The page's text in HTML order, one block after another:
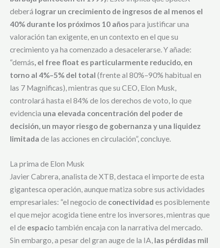
deberá lograr un crecimiento de ingresos de al menos el
40% durante los próximos 10 añospara justificar una
valoración tan exigente, en un contexto en el que su
crecimiento ya ha comenzado a desacelerarse. Y añade:
“demás, el free float es particularmente reducido, en
torno al 4%–5% del total (frente al 80%–90% habitual en
las 7 Magnificas), mientras que su CEO, Elon Musk,
controlará hasta el 84% de los derechos de voto, lo que
evidencia una elevada concentración del poder de
decisión, un mayor riesgo de gobernanza y una liquidez
limitada de las acciones en circulación”, concluye.
La prima de Elon Musk
Javier Cabrera, analista de XTB, destaca el importe de esta
gigantesca operación, aunque matiza sobre sus actividades
empresariales: “el negocio de conectividad es posiblemente
el que mejor acogida tiene entre los inversores, mientras que
el de espacio también encaja con la narrativa del mercado.
Sin embargo, a pesar del gran auge de la IA, las pérdidas mil